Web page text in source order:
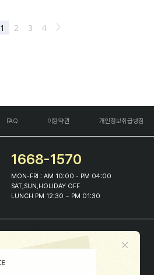
FAQ 이용약관 개인정보취급방침
1668-1570
MON-FRI : AM 10:00 - PM 04:00
SAT,SUN,HOLIDAY OFF
LUNCH PM 12:30 ~ PM 01:30